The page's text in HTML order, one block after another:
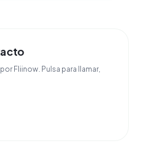
Fliinow. Pulsa para llamar,